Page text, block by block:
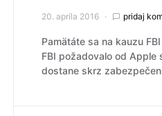
20. apríla 2016 pridaj
Pamätáte sa na kauzu
FBI požadovalo od Apple
dostane skrz